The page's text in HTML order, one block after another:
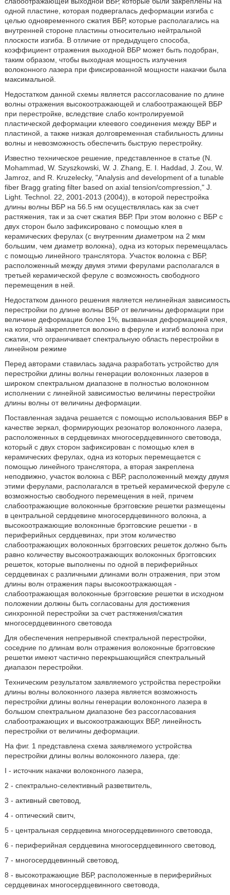
одной пластине, которая подвергалась деформации изгиба с
целью одновременного сжатия ВБР, которые располагались на
внутренней стороне пластины относительно нейтральной
плоскости изгиба. В отличие от предыдущего способа,
коэффициент отражения выходной ВБР может быть подобран,
таким образом, чтобы выходная мощность излучения
волоконного лазера при фиксированной мощности накачки была
максимальной.
Недостатком данной схемы является рассогласование по длине
волны отражения высокоотражающей и слабоотражающей ВБР
при перестройке, вследствие слабо контролируемой
пластической деформации клеевого соединения между ВБР и
пластиной, а также низкая долговременная стабильность длины
волны и невозможность обеспечить быструю перестройку.
Известно техническое решение, представленное в статье (N.
Mohammad, W. Szyszkowski, W. J. Zhang, E. I. Haddad, J. Zou, W.
Jamroz, and R. Kruzelecky, "Analysis and development of a tunable
fiber Bragg grating filter based on axial tension/compression," J.
Light. Technol. 22, 2001-2013 (2004)), в которой перестройка
длины волны ВБР на 56.5 нм осуществлялась как за счет
растяжения, так и за счет сжатия ВБР. При этом волокно с ВБР с
двух сторон было зафиксировано с помощью клея в
керамических ферулах (с внутренним диаметром на 2 мкм
большим, чем диаметр волокна), одна из которых перемещалась
с помощью линейного транслятора. Участок волокна с ВБР,
расположенный между двумя этими ферулами располагался в
третьей керамической феруле с возможность свободного
перемещения в ней.
Недостатком данного решения является нелинейная зависимость
перестройки по длине волны ВБР от величины деформации при
величине деформации более 1%, вызванная деформацией клея,
на который закрепляется волокно в феруле и изгиб волокна при
сжатии, что ограничивает спектральную область перестройки в
линейном режиме
Перед авторами ставилась задача разработать устройство для
перестройки длины волны генерации волоконных лазеров в
широком спектральном диапазоне в полностью волоконном
исполнении с линейной зависимостью величины перестройки
длины волны от величины деформации.
Поставленная задача решается с помощью использования ВБР в
качестве зеркал, формирующих резонатор волоконного лазера,
расположенных в сердцевинах многосердцевинного световода,
который с двух сторон зафиксирован с помощью клея в
керамических ферулах, одна из которых перемещается с
помощью линейного транслятора, а вторая закреплена
неподвижно, участок волокна с ВБР, расположенный между двумя
этими ферулами, располагался в третьей керамической феруле с
возможностью свободного перемещения в ней, причем
слабоотражающие волоконные брэгговские решетки размещены
в центральной сердцевине многосердцевинного волокна, а
высокоотражающие волоконные брэгговские решетки - в
периферийных сердцевинах, при этом количество
слабоотражающих волоконных брэгговских решеток должно быть
равно количеству высокоотражающих волоконных брэгговских
решеток, которые выполнены по одной в периферийных
сердцевинах с различными длинами волн отражения, при этом
длины волн отражения пары высокоотражающая -
слабоотражающая волоконные брэгговские решетки в исходном
положении должны быть согласованы для достижения
синхронной перестройки за счет растяжения/сжатия
многосердцевинного световода
Для обеспечения непрерывной спектральной перестройки,
соседние по длинам волн отражения волоконные брэгговские
решетки имеют частично перекрьшающийся спектральный
диапазон перестройки.
Техническим результатом заявляемого устройства перестройки
длины волны волоконного лазера является возможность
перестройки длины волны генерации волоконного лазера в
большом спектральном диапазоне без рассогласования
слабоотражающих и высокоотражающих ВБР, линейность
перестройки от величины деформации.
На фиг. 1 представлена схема заявляемого устройства
перестройки длины волны волоконного лазера, где:
I - источник накачки волоконного лазера,
2 - спектрально-селективный разветвитель,
3 - активный световод,
4 - оптический свитч,
5 - центральная сердцевина многосердцевинного световода,
6 - периферийная сердцевина многосердцевинного световод,
7 - многосердцевинный световод,
8 - высокотражающие ВБР, расположенные в периферийных
сердцевинах многосердцевинного световода,